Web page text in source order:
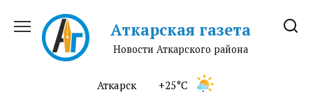
содержанию
Аткарская газета
Новости Аткарского района
Аткарск +25°C